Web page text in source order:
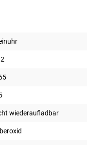
wiederaufladbar